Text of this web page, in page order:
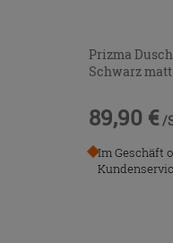
Prizma
Schwarz matt
89,90 € /
Im Geschäft